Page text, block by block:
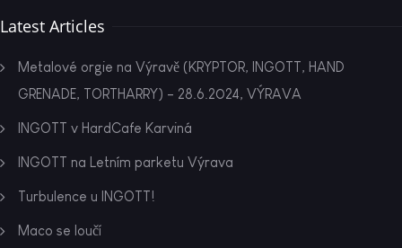
Latest Articles
Metalové orgie na Výravě (KRYPTOR, INGOTT, HAND
GRENADE, TORTHARRY) - 28.6.2024, VÝRAVA
INGOTT v HardCafe Karviná
INGOTT na Letním parketu Výrava
Turbulence u INGOTT!
Maco se loučí